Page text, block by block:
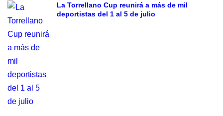
La Torrellano Cup reunirá a más de mil
deportistas del 1 al 5 de julio